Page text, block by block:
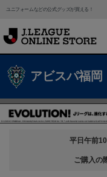
ユニフォームなどの公式グッズが買える！
アビスパ福岡
平日午前
ご購入の